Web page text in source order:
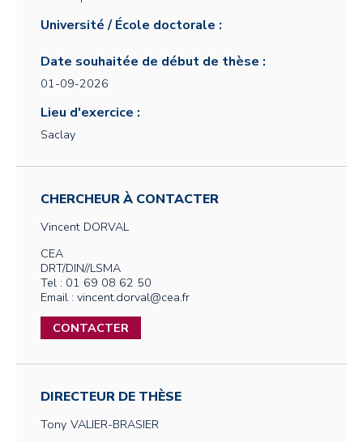
Université / École doctorale :
Date souhaitée de début de thèse :
01-09-2026
Lieu d'exercice :
Saclay
CHERCHEUR À CONTACTER
Vincent DORVAL
CEA
DRT/DIN//LSMA
Tel : 01 69 08 62 50
Email : vincent.dorval@cea.fr
CONTACTER
DIRECTEUR DE THÈSE
Tony VALIER-BRASIER